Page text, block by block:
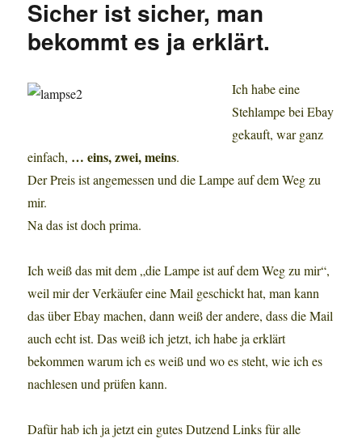
Sicher ist sicher, man
bekommt es ja erklärt.
Ich habe eine
Stehlampe bei Ebay
gekauft, war ganz
einfach, … eins, zwei, meins.
Der Preis ist angemessen und die Lampe auf dem Weg zu
mir.
Na das ist doch prima.
Ich weiß das mit dem „die Lampe ist auf dem Weg zu mir“,
weil mir der Verkäufer eine Mail geschickt hat, man kann
das über Ebay machen, dann weiß der andere, dass die Mail
auch echt ist. Das weiß ich jetzt, ich habe ja erklärt
bekommen warum ich es weiß und wo es steht, wie ich es
nachlesen und prüfen kann.
Dafür hab ich ja jetzt ein gutes Dutzend Links für alle